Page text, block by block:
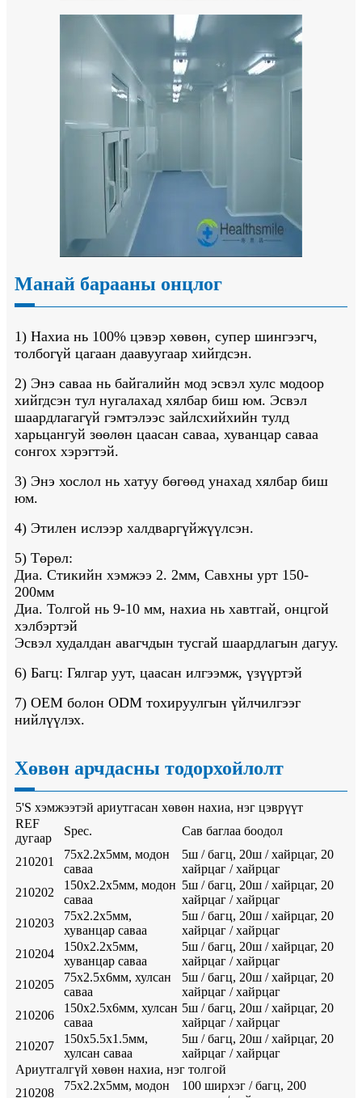
Манай барааны онцлог
1) Нахиа нь 100% цэвэр хөвөн, супер шингээгч,
толбогүй цагаан даавуугаар хийгдсэн.
2) Энэ саваа нь байгалийн мод эсвэл хулс модоор
хийгдсэн тул нугалахад хялбар биш юм. Эсвэл
шаардлагагүй гэмтэлээс зайлсхийхийн тулд
харьцангуй зөөлөн цаасан саваа, хуванцар саваа
сонгох хэрэгтэй.
3) Энэ хослол нь хатуу бөгөөд унахад хялбар биш
юм.
4) Этилен ислээр халдваргүйжүүлсэн.
5) Төрөл:
Диа. Стикийн хэмжээ 2. 2мм, Савхны урт 150-
200мм
Диа. Толгой нь 9-10 мм, нахиа нь хавтгай, онцгой
хэлбэртэй
Эсвэл худалдан авагчдын тусгай шаардлагын дагуу.
6) Багц: Гялгар уут, цаасан илгээмж, үзүүртэй
7) OEM болон ODM тохируулгын үйлчилгээг
нийлүүлэх.
Хөвөн арчдасны тодорхойлолт
5'S хэмжээтэй ариутгасан хөвөн нахиа, нэг цэврүүт
REF
дугаар
Spec. Сав баглаа боодол
210201
75х2.2х5мм, модон
саваа
5ш / багц, 20ш / хайрцаг, 20
хайрцаг / хайрцаг
210202
150х2.2х5мм, модон
саваа
5ш / багц, 20ш / хайрцаг, 20
хайрцаг / хайрцаг
210203
75х2.2х5мм,
хуванцар саваа
5ш / багц, 20ш / хайрцаг, 20
хайрцаг / хайрцаг
210204
150х2.2х5мм,
хуванцар саваа
5ш / багц, 20ш / хайрцаг, 20
хайрцаг / хайрцаг
210205
75х2.5х6мм, хулсан
саваа
5ш / багц, 20ш / хайрцаг, 20
хайрцаг / хайрцаг
210206
150х2.5х6мм, хулсан
саваа
5ш / багц, 20ш / хайрцаг, 20
хайрцаг / хайрцаг
210207
150х5.5х1.5мм,
хулсан саваа
5ш / багц, 20ш / хайрцаг, 20
хайрцаг / хайрцаг
Ариутгалгүй хөвөн нахиа, нэг толгой
210208
75х2.2х5мм, модон
100 ширхэг / багц, 200